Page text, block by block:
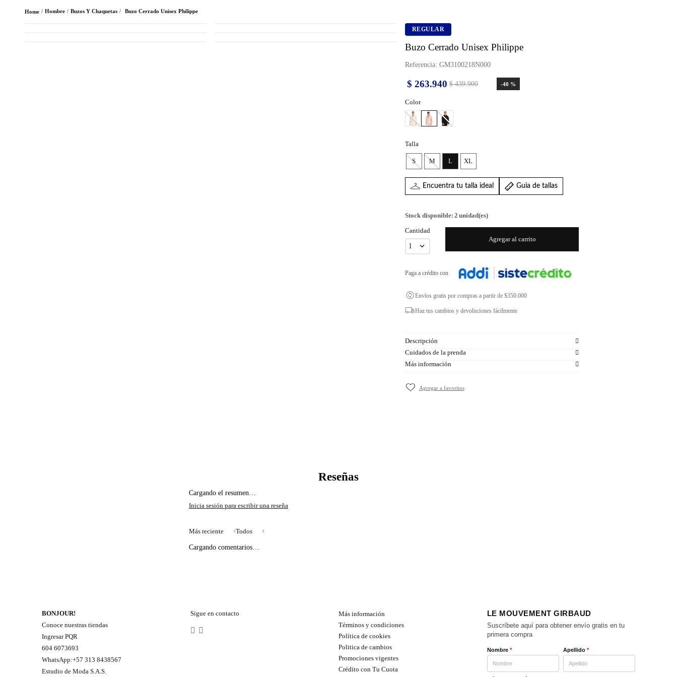
Hombre Buzos Y Chaquetas Buzo Cerrado Unisex Philippe
REGULAR
Buzo Cerrado Unisex Philippe
Referencia: GM3100218N000
$ 439.900
$ 263.940 -40 %
Color
Talla
S M L XL
Encuentra tu talla ideal Guia de tallas
Stock disponible: 2 unidad(es)
Cantidad
1
Agregar al carrito
Paga a crédito con
Envíos gratis por compras a partir de $350.000
Haz tus cambios y devoluciones fácilmente
Descripción
Cuidados de la prenda
Más información
Cargando el resumen…
Más reciente Todos
Cargando comentarios…
BONJOUR!
Conoce nuestras tiendas
Ingresar PQR
604 6073693
WhatsApp:+57 313 8438567
Estudio de Moda S.A.S.
Sigue en contacto
Más información
Términos y condiciones
Política de cookies
Politica de cambios
Promociones vigentes
Crédito con Tu Cuota
LE MOUVEMENT GIRBAUD
Suscríbete aquí para obtener envío gratis en tu
primera compra
Nombre* Apellido*